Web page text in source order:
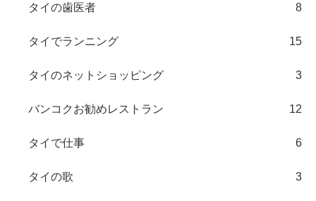
タイの歯医者 8
タイでランニング 15
タイのネットショッピング 3
バンコクお勧めレストラン 12
タイで仕事 6
タイの歌 3